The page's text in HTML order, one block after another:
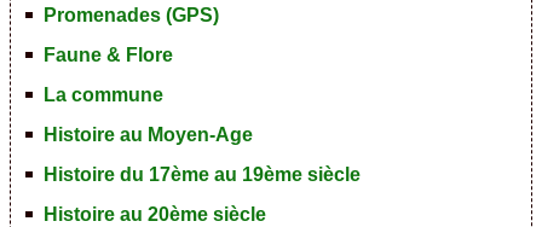
Promenades (GPS)
Faune & Flore
La commune
Histoire au Moyen-Age
Histoire du 17ème au 19ème siècle
Histoire au 20ème siècle